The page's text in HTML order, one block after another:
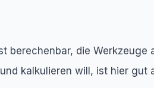
die
kalkulieren will, ist hier gut